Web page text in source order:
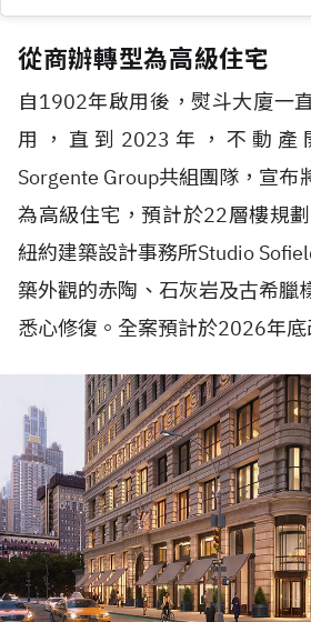
從商辦轉型為高級住宅
自1902年啟用後，熨斗大廈一
用，直到 2023 年，不動產
Sorgente Group共組團隊，宣布
為高級住宅，預計於22層樓規
紐約建築設計事務所Studio
築外觀的赤陶、石灰岩及古希臘
悉心修復。全案預計於2026年底